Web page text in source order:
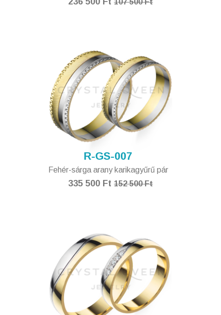
107 500 Ft
R-GS-007
Fehér-sárga arany karikagyűrű pár
335 500 Ft 152 500 Ft